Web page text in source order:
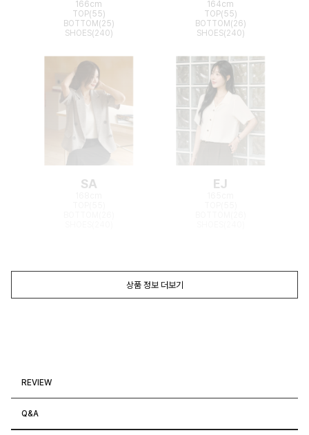
166cm
TOP(55)
BOTTOM(25)
SHOES(240)
164cm
TOP(55)
BOTTOM(26)
SHOES(240)
SA EJ
상품 정보 더보기
REVIEW
Q&A